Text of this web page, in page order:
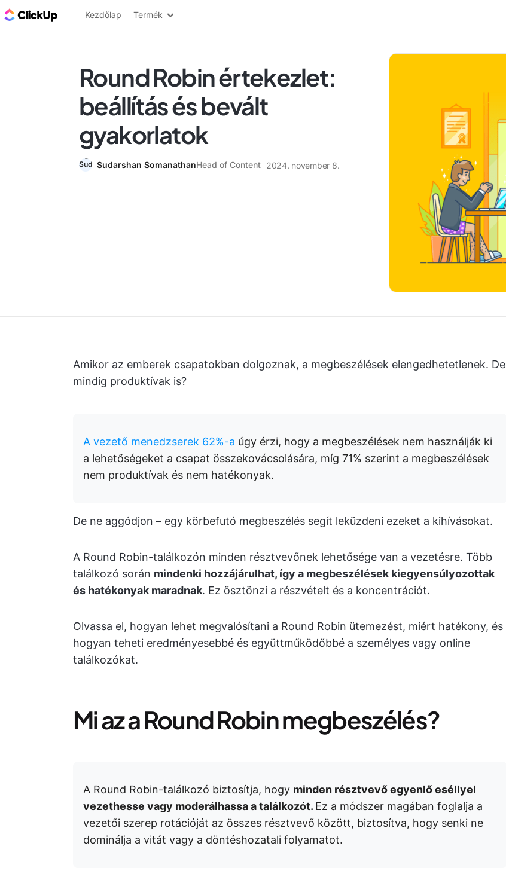
ClickUp blog
Kezdőlap Termék
Round Robin értekezlet:
beállítás és bevált
gyakorlatok
Sudarshan SomanathanHead of Content 2024. november 8.
Amikor az emberek csapatokban dolgoznak, a megbeszélések elengedhetetlenek. De
mindig produktívak is?
A vezető menedzserek 62%-a úgy érzi, hogy a megbeszélések nem használják ki
a lehetőségeket a csapat összekovácsolására, míg 71% szerint a megbeszélések
nem produktívak és nem hatékonyak.
De ne aggódjon – egy körbefutó megbeszélés segít leküzdeni ezeket a kihívásokat.
A Round Robin-találkozón minden résztvevőnek lehetősége van a vezetésre. Több
találkozó során mindenki hozzájárulhat, így a megbeszélések kiegyensúlyozottak
és hatékonyak maradnak. Ez ösztönzi a részvételt és a koncentrációt.
Olvassa el, hogyan lehet megvalósítani a Round Robin ütemezést, miért hatékony, és
hogyan teheti eredményesebbé és együttműködőbbé a személyes vagy online
találkozókat.
Mi az a Round Robin megbeszélés?
A Round Robin-találkozó biztosítja, hogy minden résztvevő egyenlő eséllyel
vezethesse vagy moderálhassa a találkozót. Ez a módszer magában foglalja a
vezetői szerep rotációját az összes résztvevő között, biztosítva, hogy senki ne
dominálja a vitát vagy a döntéshozatali folyamatot.